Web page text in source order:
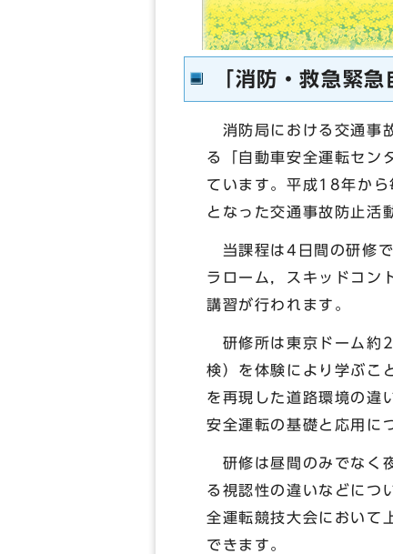
「消防・救急緊
消防局における交通事
る「自動車安全運転セン
ています。平成18年か
となった交通事故防止
当課程は4日間の研修で
ラローム，スキッドコン
講習が行われます。
研修所は東京ドーム約
検）を体験により学ぶこ
を再現した道路環境の違
安全運転の基礎と応用に
研修は昼間のみでなく
る視認性の違いなどにつ
全運転競技大会において
できます。